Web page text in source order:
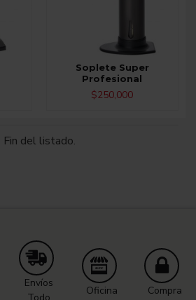
Soplete Super
Profesional
$250,000
Fin del listado.
Envíos
Oficina
Compra